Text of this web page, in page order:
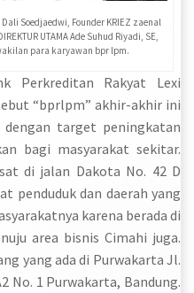
Soedjaedwi, Founder KRIEZ zaenal
UTAMA Ade Suhud Riyadi, SE,
para karyawan bpr lpm.
Perkreditan Rakyat Lexi
“bprlpm” akhir-akhir ini
target peningkatan
bagi masyarakat sekitar.
di jalan Dakota No. 42 D
penduduk dan daerah yang
karena berada di
area bisnis Cimahi juga.
yang ada di Purwakarta Jl.
No. 1 Purwakarta, Bandung.